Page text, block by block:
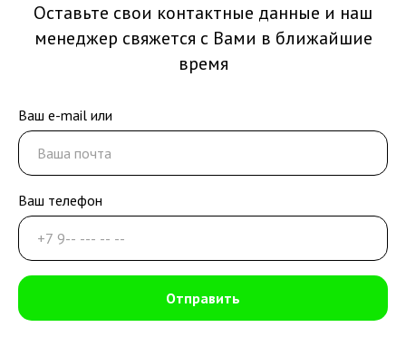
Оставьте свои контактные данные и наш
менеджер свяжется с Вами в ближайшие
время
Ваш e-mail или
Ваш телефон
Отправить